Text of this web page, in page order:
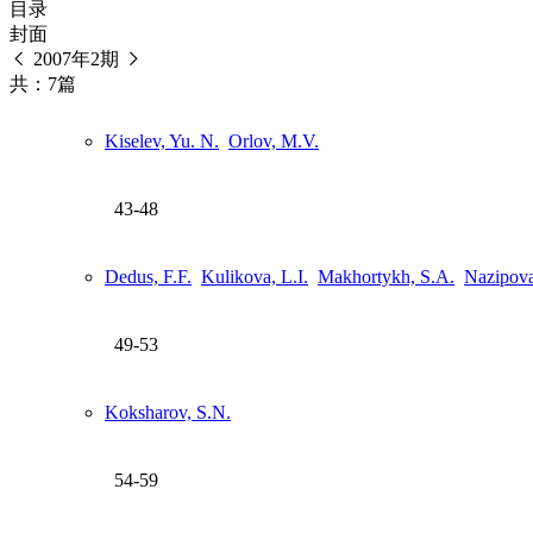
目录
封面
2007年2期
共：7篇
Kiselev, Yu. N. Orlov, M.V.
43-48
Dedus, F.F. Kulikova, L.I. Makhortykh, S.A.
49-53
Koksharov, S.N.
54-59